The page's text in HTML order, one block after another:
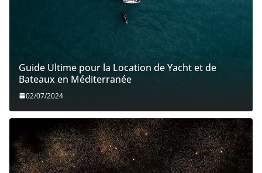
Guide Ultime pour la Location de Yacht et de
Bateaux en Méditerranée
02/07/2024